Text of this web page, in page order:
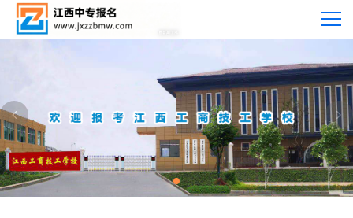
班主任电话（微信同号）
15180161991 刘老师